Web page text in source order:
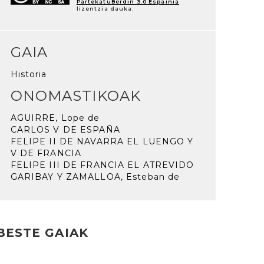
PartekatuBerdin 3.0 Espainia
lizentzia dauka.
GAIA
Historia
ONOMASTIKOAK
AGUIRRE, Lope de
CARLOS V DE ESPAÑA
FELIPE II DE NAVARRA EL LUENGO Y
V DE FRANCIA
FELIPE III DE FRANCIA EL ATREVIDO
GARIBAY Y ZAMALLOA, Esteban de
GAIAK